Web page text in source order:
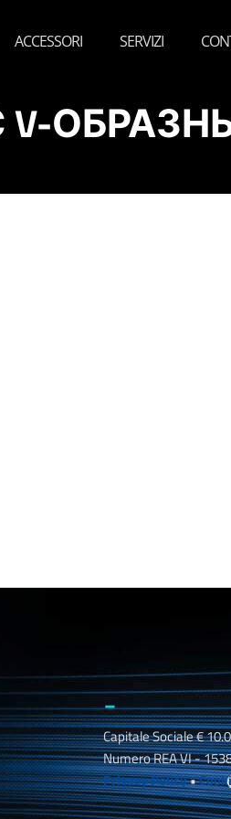
ACCESSORI SERVIZI
V-
_
Capitale Sociale €
Numero REA VI -
Privacy Policy•